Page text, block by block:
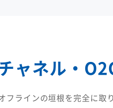
ャネル・
フラインの垣根を完全に